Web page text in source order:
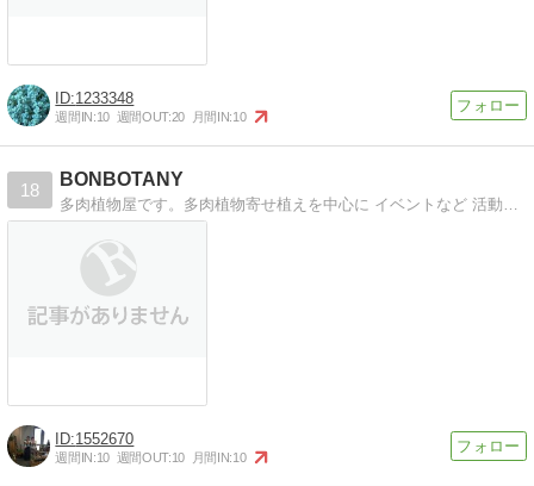
1233348
週間IN:10 週間OUT:20 月間IN:10
18
BONBOTANY
多肉植物屋です。多肉植物寄せ植えを中心に イベントなど 活動させていただいております。
1552670
週間IN:10 週間OUT:10 月間IN:10